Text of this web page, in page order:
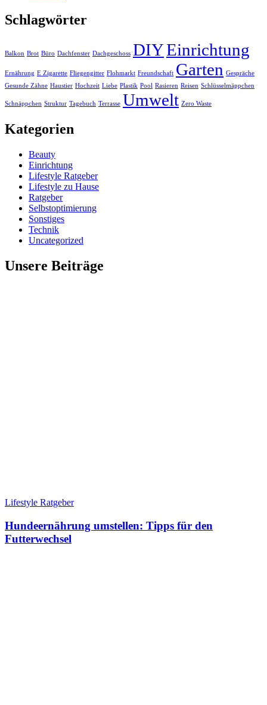
Schlagwörter
Balkon Brot Büro Dachfenster Dachgeschoss DIYEinrichtung
Ernährung E Zigarette Fliegengitter Flohmarkt Freundschaft Garten Gespräche
Gesunde Zähne Haustier Hochzeit Liebe Plastik Pool Rasieren Reisen Schlüsselmäppchen
Schnäppchen Struktur Tagebuch Terrasse Umwelt Zero Waste
Kategorien
Beauty
Einrichtung
Lifestyle Ratgeber
Lifestyle zu Hause
Ratgeber
Selbstoptimierung
Sonstiges
Technik
Uncategorized
Unsere Beiträge
Lifestyle Ratgeber
Hundeernährung umstellen: Tipps für den
Futterwechsel